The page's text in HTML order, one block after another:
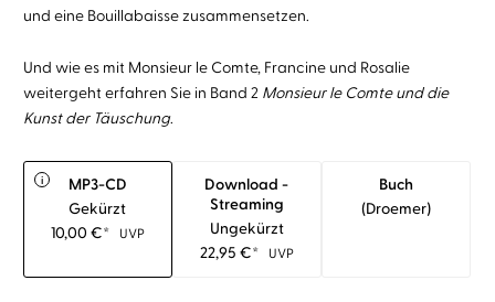
und eine Bouillabaisse zusammensetzen.
Und wie es mit Monsieur le Comte, Francine und Rosalie
weitergeht erfahren Sie in Band 2 Monsieur le Comte und die
Kunst der Täuschung.
i
MP3-CD
Gekürzt
10,00 €* UVP
Download -
Streaming
Ungekürzt
22,95 €* UVP
Buch
(droemer)